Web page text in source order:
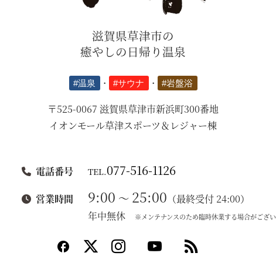
滋賀県草津市の
癒やしの日帰り温泉
#温泉 ・ #サウナ ・ #岩盤浴
〒525-0067 滋賀県草津市新浜町300番地
イオンモール草津スポーツ＆レジャー棟
電話番号 TEL.077-516-1126
営業時間 9:00 ～ 25:00 （最終受付 24:00）
年中無休 ※メンテナンスのため臨時休業する場合がござ